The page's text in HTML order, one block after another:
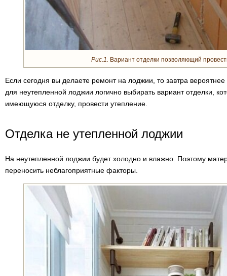
Рис.1. Вариант отделки позволяющий
Если сегодня вы делаете ремонт на лоджии, то завтра
для неутепленной лоджии логично выбирать вариант отделки,
имеющуюся отделку, провести утепление.
Отделка не утепленной лоджии
На неутепленной лоджии будет холодно и влажно. Поэтому
переносить неблагоприятные факторы.